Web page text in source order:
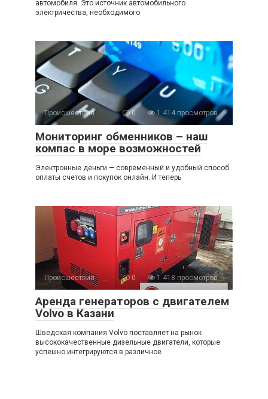
автомобиля. Это источник автомобильного
электричества, необходимого
Происшествия 0 1 414 просмотров
Мониторинг обменников – наш
компас в море возможностей
Электронные деньги — современный и удобный способ
оплаты счетов и покупок онлайн. И теперь
Происшествия 0 1 418 просмотров
Аренда генераторов с двигателем
Volvo в Казани
Шведская компания Volvo поставляет на рынок
высококачественные дизельные двигатели, которые
успешно интегрируются в различное